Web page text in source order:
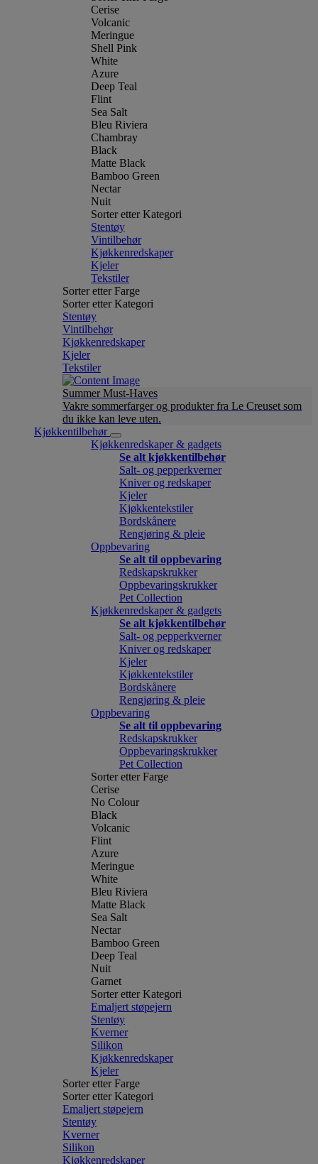
Cerise
Volcanic
Meringue
Shell Pink
White
Azure
Deep Teal
Flint
Sea Salt
Bleu Riviera
Chambray
Black
Matte Black
Bamboo Green
Nectar
Nuit
Sorter etter Kategori
Stentøy
Vintilbehør
Kjøkkenredskaper
Kjeler
Tekstiler
Sorter etter Farge
Sorter etter Kategori
Stentøy
Vintilbehør
Kjøkkenredskaper
Kjeler
Tekstiler
Summer Must-Haves
Vakre sommerfarger og produkter fra Le Creuset som
du ikke kan leve uten.
Kjøkkentilbehør
Kjøkkenredskaper & gadgets
Se alt kjøkkentilbehør
Salt- og pepperkverner
Kniver og redskaper
Kjeler
Kjøkkentekstiler
Bordskånere
Rengjøring & pleie
Oppbevaring
Se alt til oppbevaring
Redskapskrukker
Oppbevaringskrukker
Pet Collection
Kjøkkenredskaper & gadgets
Se alt kjøkkentilbehør
Salt- og pepperkverner
Kniver og redskaper
Kjeler
Kjøkkentekstiler
Bordskånere
Rengjøring & pleie
Oppbevaring
Se alt til oppbevaring
Redskapskrukker
Oppbevaringskrukker
Pet Collection
Sorter etter Farge
Cerise
No Colour
Black
Volcanic
Flint
Azure
Meringue
White
Bleu Riviera
Matte Black
Sea Salt
Nectar
Bamboo Green
Deep Teal
Nuit
Garnet
Sorter etter Kategori
Emaljert støpejern
Stentøy
Kverner
Silikon
Kjøkkenredskaper
Kjeler
Sorter etter Farge
Sorter etter Kategori
Emaljert støpejern
Stentøy
Kverner
Silikon
Kjøkkenredskaper